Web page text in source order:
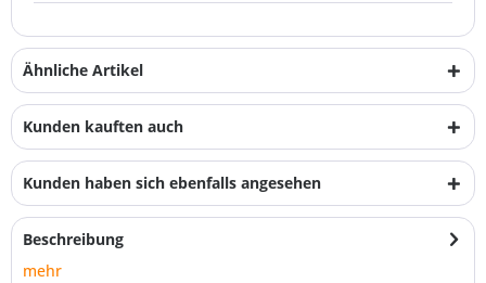
Ähnliche Artikel
Kunden kauften auch
Kunden haben sich ebenfalls angesehen
Beschreibung
mehr